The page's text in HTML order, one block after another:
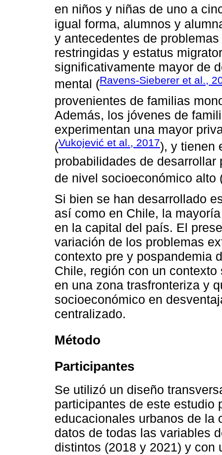
en niños y niñas de uno a
igual forma, alumnos y
y antecedentes de
restringidas y estatus
significativamente mayor de
mental (Ravens-Sieberer et al.,
provenientes de familias
Además, los jóvenes de
experimentan una mayor
(Vukojević et al., 2017), y tienen
probabilidades de
de nivel socioeconómico alto
Si bien se han desarrollado
así como en Chile, la
en la capital del país. El
variación de los problemas
contexto pre y pospandemia
Chile, región con un
en una zona trasfronteriza y
socioeconómico en
centralizado.
Método
Participantes
Se utilizó un diseño
participantes de este estudio
educacionales urbanos de la
datos de todas las variables
distintos (2018 y 2021) y con